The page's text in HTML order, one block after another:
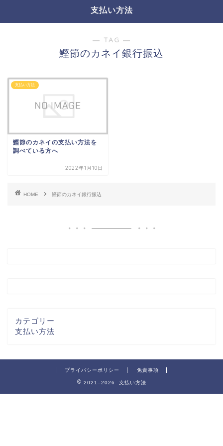
支払い方法
― TAG ―
鰹節のカネイ銀行振込
支払い方法
鰹節のカネイの支払い方法を
調べている方へ
2022年1月10日
HOME 鰹節のカネイ銀行振込
カテゴリー
支払い方法
プライバシーポリシー 免責事項
2021–2026 支払い方法